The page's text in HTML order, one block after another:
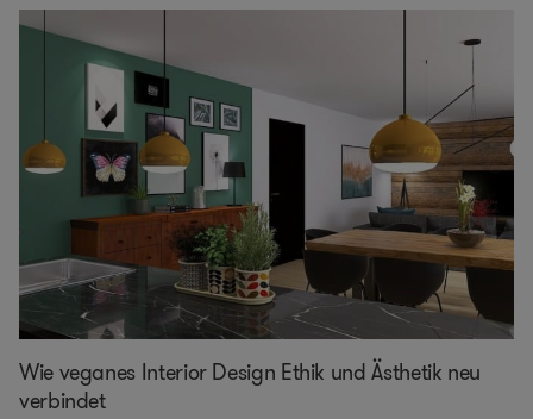
Wie veganes Interior Design Ethik und Ästhetik neu
verbindet